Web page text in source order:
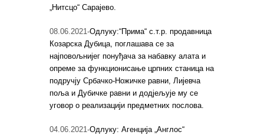
„Нитсцо“ Сарајево.
08.06.2021-Одлуку:“Прима“ с.т.р. продавница
Козарска Дубица, поглашава се за
најповољнијег понуђача за набавку алата и
опреме за функционисање црпних станица на
подручју Србачко-Ножичке равни, Лијевча
поља и Дубичке равни и додјељује му се
уговор о реализацији предметних послова.
04.06.2021-Одлуку: Агенција „Англос“